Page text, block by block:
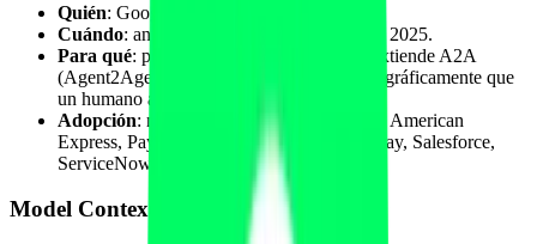
Quién: Google.
Cuándo: anunciado el 16 de septiembre de 2025.
Para qué: protocolo neutral de pago que extiende A2A
(Agent2Agent) y MCP, demostrando criptográficamente que
un humano autorizó una compra concreta.
Adopción: más de 60 partners: Mastercard, American
Express, PayPal, Adyen, Coinbase, Worldpay, Salesforce,
ServiceNow, Etsy, Intuit.
Model Context Protocol (MCP)